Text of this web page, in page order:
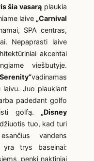
šia vasarą plaukia
laive „Carnival
SPA centras,
Nepaprasti laive
akcentai
viešbutyje.
vadinamas
laivu. Juo plaukiant
padedant golfo
golfą. „Disney
tuo, kad turi
vandens
yra trys baseinai:
penki naktiniai